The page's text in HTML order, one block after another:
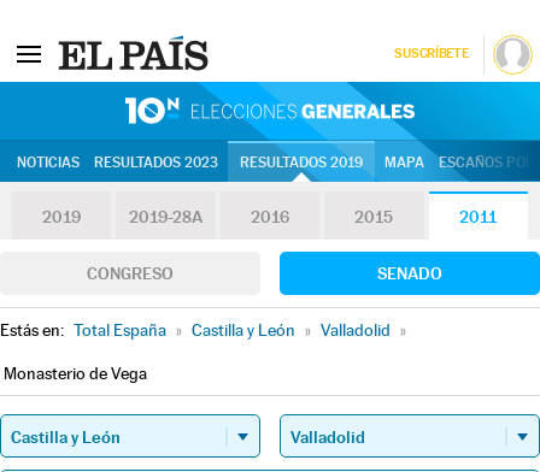
SUSCRÍBETE
NOTICIAS RESULTADOS 2023 RESULTADOS 2019 MAPA ESCAÑOS
2019 2019-28A 2016 2015 2011
CONGRESO SENADO
Estás en: Total España » Castilla y León » Valladolid »
Monasterio de Vega